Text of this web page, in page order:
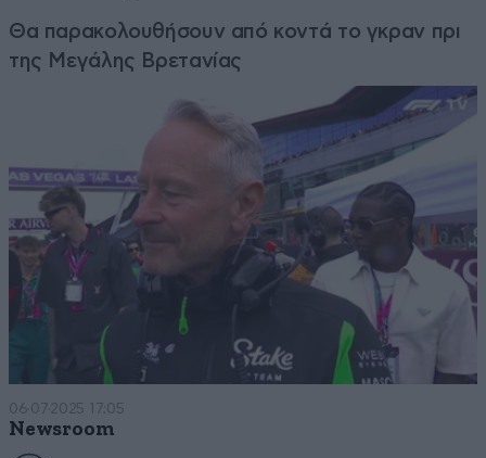
Θα παρακολουθήσουν από κοντά το γκραν πρι
της Μεγάλης Βρετανίας
06·07·2025 17:05
Newsroom